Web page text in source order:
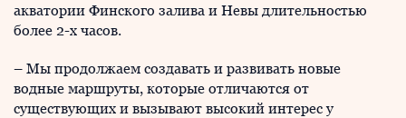
акватории Финского залива и Невы длительностью
более 2-х часов.
– Мы продолжаем создавать и развивать новые
водные маршруты, которые отличаются от
существующих и вызывают высокий интерес у